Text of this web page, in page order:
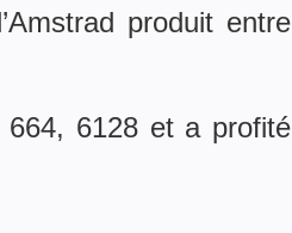
produit entre
664, 6128 et a profité